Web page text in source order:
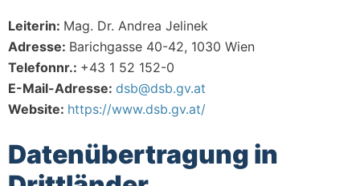
Leiterin: Mag. Dr. Andrea Jelinek
Adresse: Barichgasse 40-42, 1030 Wien
Telefonnr.: +43 1 52 152-0
E-Mail-Adresse: dsb@dsb.gv.at
Website: https://www.dsb.gv.at/
Datenübertragung in